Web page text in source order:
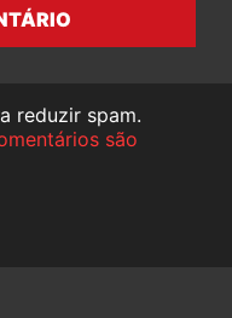
reduzir spam.
são